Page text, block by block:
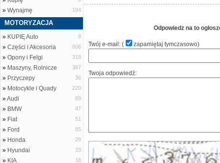
» Wynajmę 194
MOTORYZACJA
» KUPIĘ Auto 8
» Części i Akcesoria 806
» Opony i Felgi 318
» Maszyny, Rolnicze 387
» Przyczepy 36
» Motocykle i Quady 220
»Audi 89
» BMW 47
» Fiat 51
» Ford 85
» Honda 29
» Hyundai 33
» KIA 18
Odpowiedz na to
Twój e-mail: ( zapamiętaj tymczasowo)
Twoja odpowiedź: